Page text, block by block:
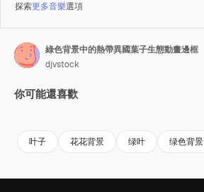
探索更多音樂選項
綠色背景中的熱帶異國葉子生態動畫邊框
djvstock
你可能還喜歡
叶子 花花背景 绿叶 绿色背景